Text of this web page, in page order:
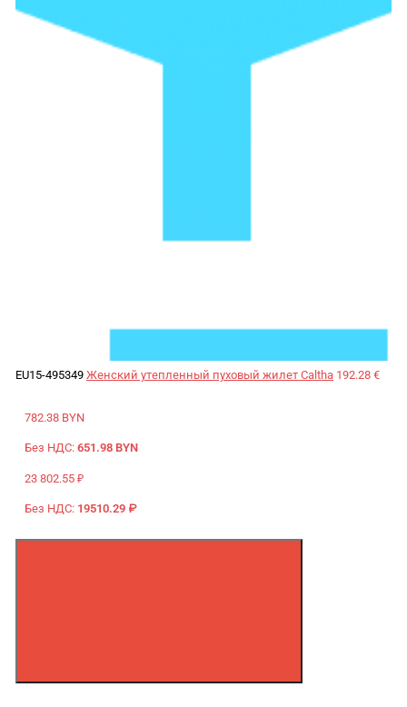
EU15-495349 Женский утепленный пуховый жилет Caltha 192.28 €
782.38 BYN
Без НДС: 651.98 BYN
23 802.55 ₽
Без НДС: 19510.29 ₽